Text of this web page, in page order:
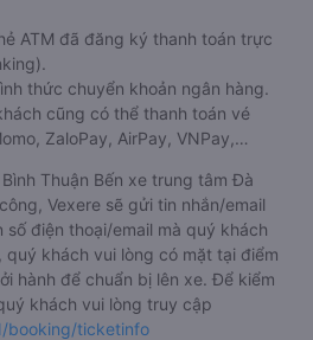
ATM đã đăng ký thanh toán trực
thức chuyển khoản ngân hàng.
cũng có thể thanh toán vé
ZaloPay, AirPay, VNPay,…
Thuận Bến xe trung tâm Đà
Vexere sẽ gửi tin nhắn/email
điện thoại/email mà quý khách
khách vui lòng có mặt tại điểm
hành để chuẩn bị lên xe. Để kiểm
khách vui lòng truy cập
booking/ticketinfo